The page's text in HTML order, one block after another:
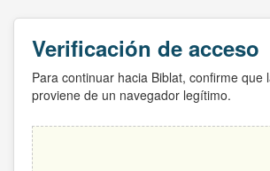
Verificación de acceso
Para continuar hacia Biblat, confirme que
proviene de un navegador legítimo.